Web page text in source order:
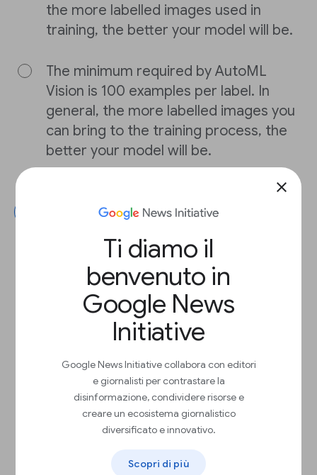
close
Ti diamo il
benvenuto in
Google News
Initiative
Google News Initiative collabora con editori
e giornalisti per contrastare la
disinformazione, condividere risorse e
creare un ecosistema giornalistico
diversificato e innovativo.
Scopri di più
the more labelled images used in
training, the better your model will be.
The minimum required by AutoML
Vision is 100 examples per label. In
general, the more labelled images you
can bring to the training process, the
better your model will be.